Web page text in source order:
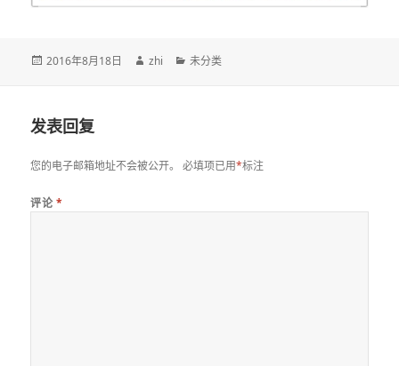
发
2016年8月18日
作
zhi
分
未分类
发表回复
您的电子邮箱地址不会被公开。 必填项已用*标注
评论 *